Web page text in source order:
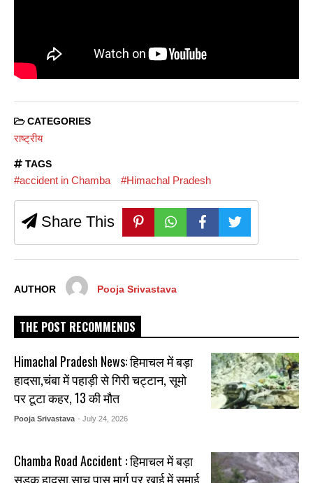
CATEGORIES
राष्ट्रीय
TAGS
#accident in Chamba #Himachal Pradesh
Share This
AUTHOR Pooja Srivastava
THE POST RECOMMENDS
Himachal Pradesh News: हिमाचल में बड़ा
हादसा,चंबा में पहाड़ी से गिरी चट्टान, सूमो
पर टूटा कहर, 13 की मौत
Pooja Srivastava - July 24, 2026
Chamba Road Accident : हिमाचल में बड़ा
सड़क हादसा,साच पास मार्ग पर खाई में समाई